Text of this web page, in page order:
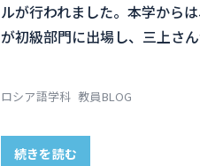
ルが行われました。本学から
が初級部門に出場し、三上さ
ロシア語学科 教員BLOG
続きを読む